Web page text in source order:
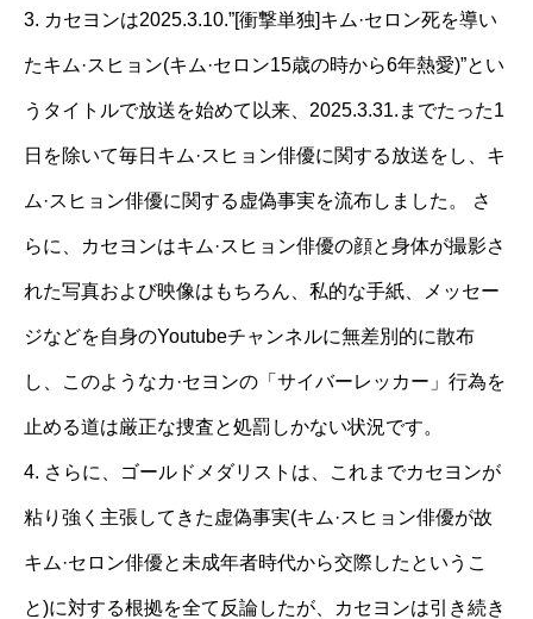
3. カセヨンは2025.3.10.”[衝撃単独]キム·セロン死を導い
たキム·スヒョン(キム·セロン15歳の時から6年熱愛)”とい
うタイトルで放送を始めて以来、2025.3.31.までたった1
日を除いて毎日キム·スヒョン俳優に関する放送をし、キ
ム·スヒョン俳優に関する虚偽事実を流布しました。 さ
らに、カセヨンはキム·スヒョン俳優の顔と身体が撮影さ
れた写真および映像はもちろん、私的な手紙、メッセー
ジなどを自身のYoutubeチャンネルに無差別的に散布
し、このようなカ·セヨンの「サイバーレッカー」行為を
止める道は厳正な捜査と処罰しかない状況です。
4. さらに、ゴールドメダリストは、これまでカセヨンが
粘り強く主張してきた虚偽事実(キム·スヒョン俳優が故
キム·セロン俳優と未成年者時代から交際したというこ
と)に対する根拠を全て反論したが、カセヨンは引き続き